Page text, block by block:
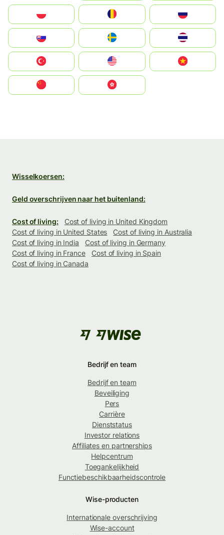
United States
中國香港特別行政區
Wisselkoersen:
Geld overschrijven naar het buitenland:
Cost of living:
Cost of living in United Kingdom
Cost of living in United States
Cost of living in Australia
Cost of living in India
Cost of living in Germany
Cost of living in France
Cost of living in Spain
Cost of living in Canada
Bedrijf en team
Bedrijf en team
Beveiliging
Pers
Carrière
Dienststatus
Investor relations
Affiliates en partnerships
Helpcentrum
Toegankelijkheid
Functiebeschikbaarheidscontrole
Wise-producten
Internationale overschrijving
Wise-account